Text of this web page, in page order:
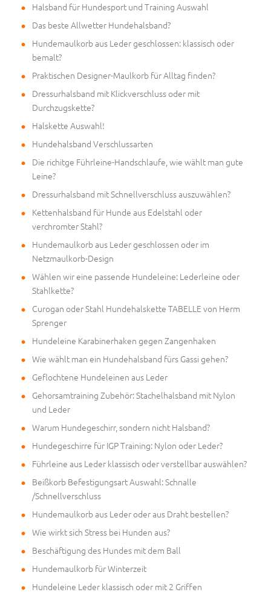
Halsband für Hundesport und Training Auswahl
Das beste Allwetter Hundehalsband?
Hundemaulkorb aus Leder geschlossen: klassisch oder
bemalt?
Praktischen Designer-Maulkorb für Alltag finden?
Dressurhalsband mit Klickverschluss oder mit
Durchzugskette?
Halskette Auswahl!
Hundehalsband Verschlussarten
Die richitge Führleine-Handschlaufe, wie wählt man gute
Leine?
Dressurhalsband mit Schnellverschluss auszuwählen?
Kettenhalsband für Hunde aus Edelstahl oder
verchromter Stahl?
Hundemaulkorb aus Leder geschlossen oder im
Netzmaulkorb-Design
Wählen wir eine passende Hundeleine: Lederleine oder
Stahlkette?
Curogan oder Stahl Hundehalskette TABELLE von Herm
Sprenger
Hundeleine Karabinerhaken gegen Zangenhaken
Wie wählt man ein Hundehalsband fürs Gassi gehen?
Geflochtene Hundeleinen aus Leder
Gehorsamtraining Zubehör: Stachelhalsband mit Nylon
und Leder
Warum Hundegeschirr, sondern nicht Halsband?
Hundegeschirre für IGP Training: Nylon oder Leder?
Führleine aus Leder klassisch oder verstellbar auswählen?
Beißkorb Befestigungsart Auswahl: Schnalle
/Schnellverschluss
Hundemaulkorb aus Leder oder aus Draht bestellen?
Wie wirkt sich Stress bei Hunden aus?
Beschäftigung des Hundes mit dem Ball
Hundemaulkorb für Winterzeit
Hundeleine Leder klassisch oder mit 2 Griffen